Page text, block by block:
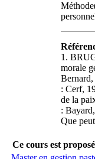
1.
morale
Bernard,
: Cerf,
de la
:
Que
Ce cours est